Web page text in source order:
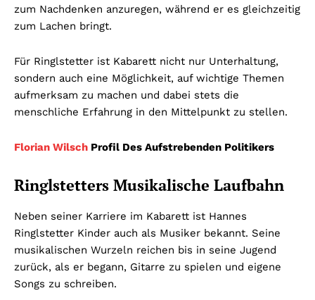
zum Nachdenken anzuregen, während er es gleichzeitig
zum Lachen bringt.
Für Ringlstetter ist Kabarett nicht nur Unterhaltung,
sondern auch eine Möglichkeit, auf wichtige Themen
aufmerksam zu machen und dabei stets die
menschliche Erfahrung in den Mittelpunkt zu stellen.
Florian Wilsch Profil Des Aufstrebenden Politikers
Ringlstetters Musikalische Laufbahn
Neben seiner Karriere im Kabarett ist Hannes
Ringlstetter Kinder auch als Musiker bekannt. Seine
musikalischen Wurzeln reichen bis in seine Jugend
zurück, als er begann, Gitarre zu spielen und eigene
Songs zu schreiben.